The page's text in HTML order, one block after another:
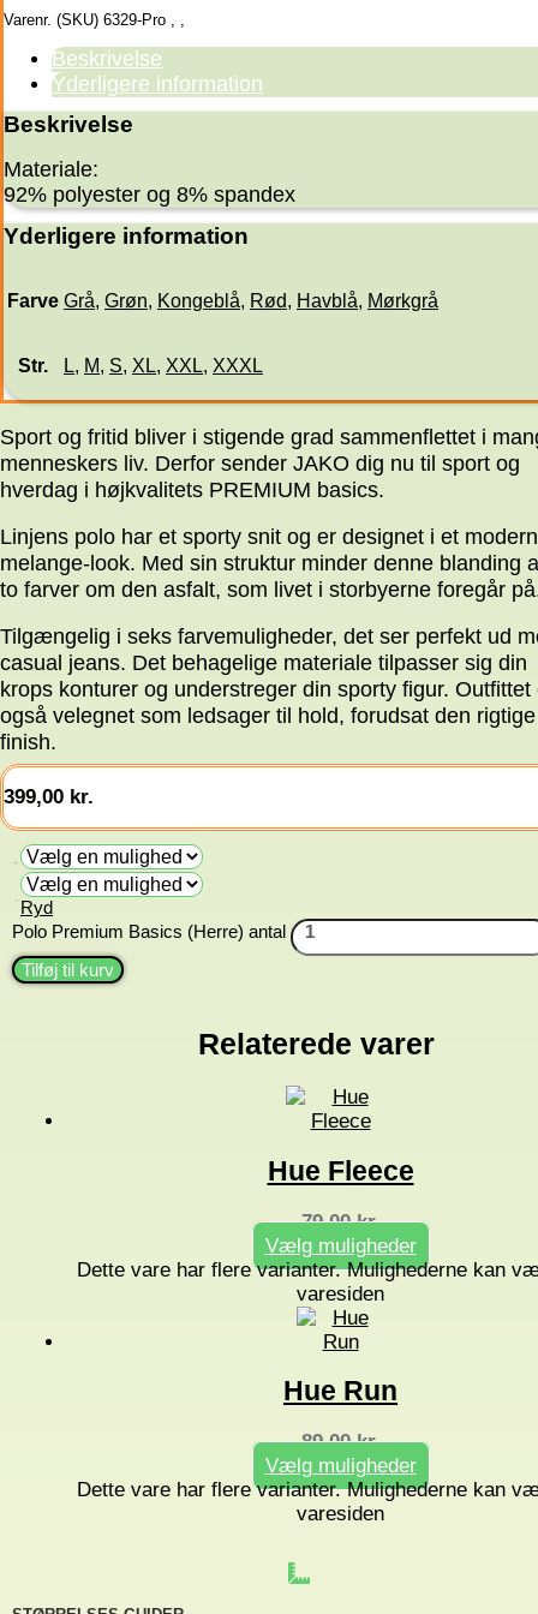
Varenr. (SKU) 6329-Pro , ,
Beskrivelse
Yderligere information
Beskrivelse
Materiale:
92% polyester og 8% spandex
Yderligere information
Farve Grå, Grøn, Kongeblå, Rød, Havblå, Mørkgrå
Str. L, M, S, XL, XXL, XXXL
Sport og fritid bliver i stigende grad sammenflettet i
menneskers liv. Derfor sender JAKO dig nu til sport og
hverdag i højkvalitets PREMIUM basics.
Linjens polo har et sporty snit og er designet i et
melange-look. Med sin struktur minder denne blanding
to farver om den asfalt, som livet i storbyerne foregår
Tilgængelig i seks farvemuligheder, det ser perfekt ud
casual jeans. Det behagelige materiale tilpasser sig din
krops konturer og understreger din sporty figur. Outfittet
også velegnet som ledsager til hold, forudsat den rigtige
finish.
399,00 kr.
Ryd
Polo Premium Basics (Herre) antal
Tilføj til kurv
Relaterede varer
Hue Fleece
79,00kr.
Vælg muligheder
Dette vare har flere varianter. Mulighederne kan
varesiden
Hue Run
89,00kr.
Vælg muligheder
Dette vare har flere varianter. Mulighederne kan
varesiden